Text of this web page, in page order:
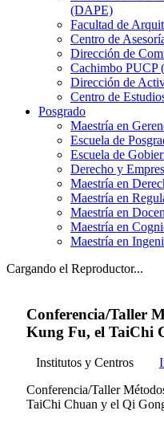
(DAPE)
Facultad de
Centro de
Dirección de
Cachimbo PUCP
Dirección de
Centro de
Posgrado
Maestría en
Escuela de
Escuela de
Derecho y
Maestría en
Maestría en
Maestría en
Maestría en
Maestría en
Cargando el Reproductor...
Conferencia/Taller
Kung Fu, el TaiChi
Institutos y Centros
Conferencia/Taller
TaiChi Chuan y el Qi